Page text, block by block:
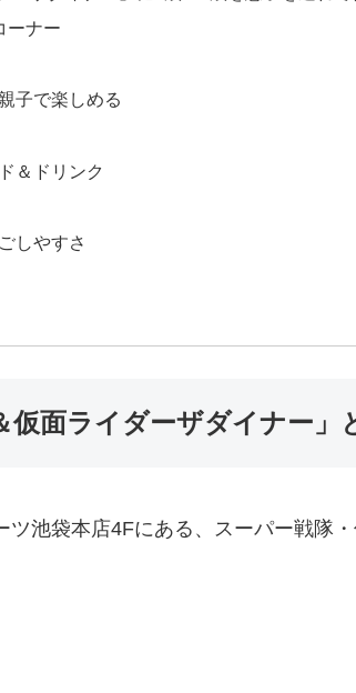
ーナー
子で楽しめる
＆ドリンク
しやすさ
仮面ライダーザダイナー」
池袋本店4Fにある、スーパー戦隊